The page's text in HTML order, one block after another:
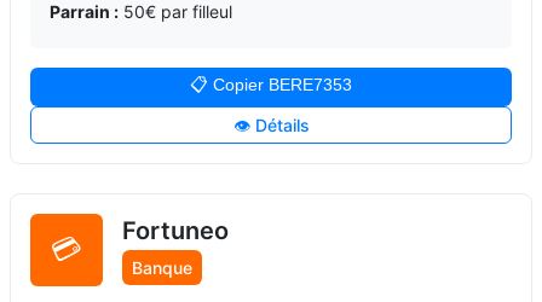
Parrain : 50€ par filleul
📋 Copier BERE7353
👁️ Détails
💳
Fortuneo
Banque